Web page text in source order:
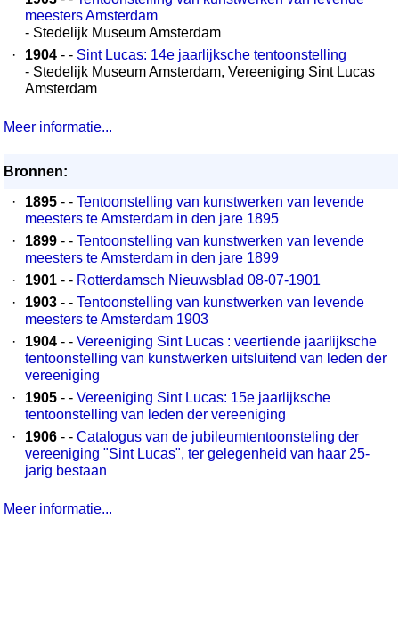
meesters Amsterdam
- Stedelijk Museum Amsterdam
·
1904 - - Sint Lucas: 14e jaarlijksche tentoonstelling
- Stedelijk Museum Amsterdam, Vereeniging Sint Lucas
Amsterdam
Meer informatie...
Bronnen:
·
1895 - - Tentoonstelling van kunstwerken van levende
meesters te Amsterdam in den jare 1895
·
1899 - - Tentoonstelling van kunstwerken van levende
meesters te Amsterdam in den jare 1899
·
1901 - - Rotterdamsch Nieuwsblad 08-07-1901
·
1903 - - Tentoonstelling van kunstwerken van levende
meesters te Amsterdam 1903
·
1904 - - Vereeniging Sint Lucas : veertiende jaarlijksche
tentoonstelling van kunstwerken uitsluitend van leden der
vereeniging
·
1905 - - Vereeniging Sint Lucas: 15e jaarlijksche
tentoonstelling van leden der vereeniging
·
1906 - - Catalogus van de jubileumtentoonsteling der
vereeniging "Sint Lucas", ter gelegenheid van haar 25-
jarig bestaan
Meer informatie...